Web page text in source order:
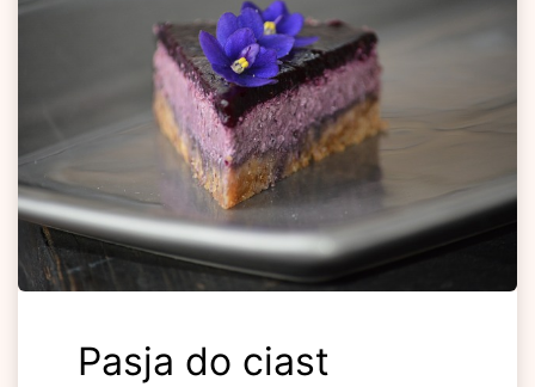
Pasja do ciast